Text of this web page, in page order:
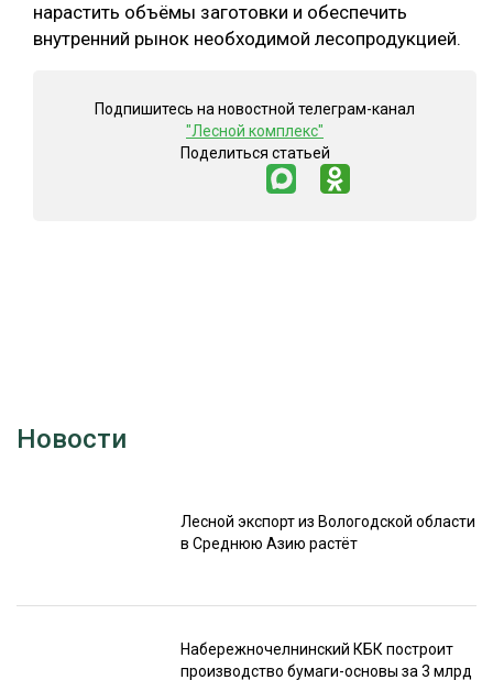
нарастить объёмы заготовки и обеспечить
внутренний рынок необходимой лесопродукцией.
Подпишитесь на новостной телеграм-канал
"Лесной комплекс"
Поделиться статьей
Новости
Лесной экспорт из Вологодской области
в Среднюю Азию растёт
Набережночелнинский КБК построит
производство бумаги-основы за 3 млрд